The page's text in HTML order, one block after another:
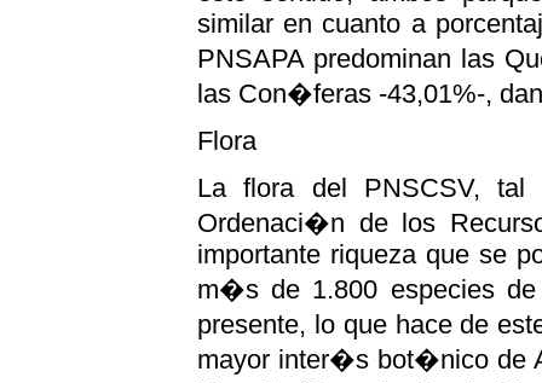
similar en cuanto a
PNSAPA predominan las
las Con�feras -43,01%-,
Flora
La flora del PNSCSV,
Ordenaci�n de los
importante riqueza que se
m�s de 1.800 especies de
presente, lo que hace de
mayor inter�s bot�nico de